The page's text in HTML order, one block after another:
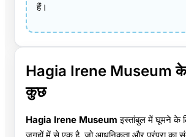
हैं।
Hagia Irene Museum के
कुछ
Hagia Irene Museum इस्तांबुल में घूमने के